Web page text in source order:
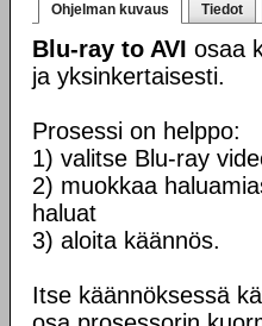
Ohjelman kuvaus Tiedot
Blu-ray to AVI osaa
ja yksinkertaisesti.
Prosessi on helppo:
1) valitse Blu-ray
2) muokkaa
haluat
3) aloita käännös.
Itse käännöksessä